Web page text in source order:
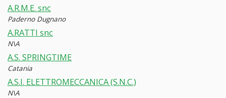
A.R.M.E. snc
Paderno Dugnano
A.RATTI snc
N\A
A.S. SPRINGTIME
Catania
A.S.I. ELETTROMECCANICA (S.N.C.)
N\A